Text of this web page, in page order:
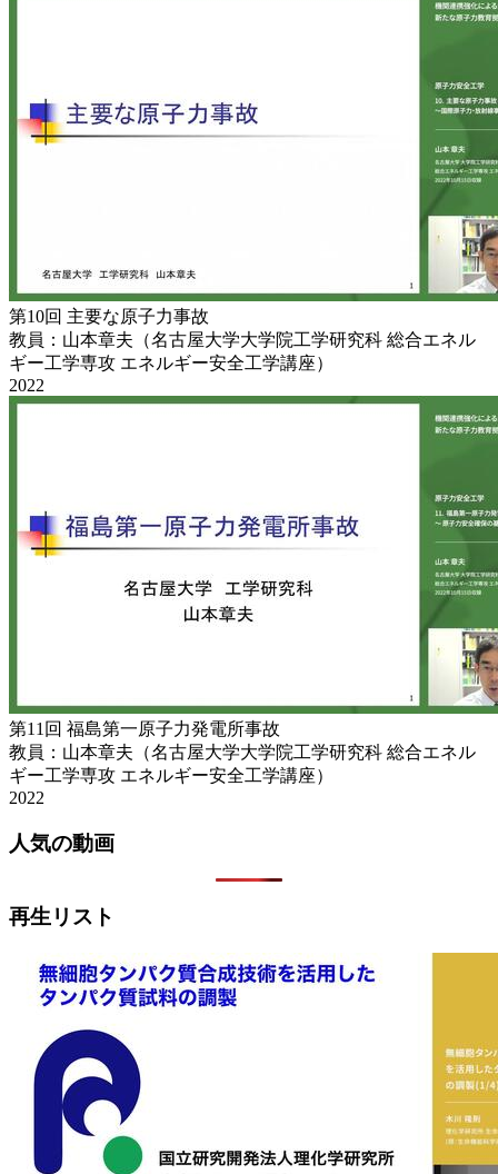
第10回 主要な原子力事故
教員：山本章夫（名古屋大学大学院工学研究科 総合エネル
ギー工学専攻 エネルギー安全工学講座）
2022
第11回 福島第一原子力発電所事故
教員：山本章夫（名古屋大学大学院工学研究科 総合エネル
ギー工学専攻 エネルギー安全工学講座）
2022
人気の動画
再生リスト